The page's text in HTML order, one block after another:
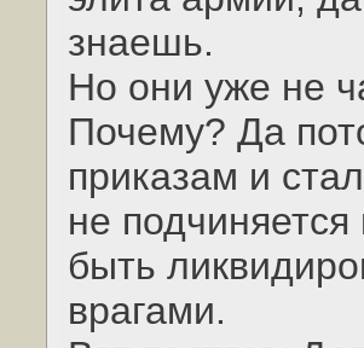
знаешь.
Но они уже не
Почему? Да
приказам и
не
быть
врагами.